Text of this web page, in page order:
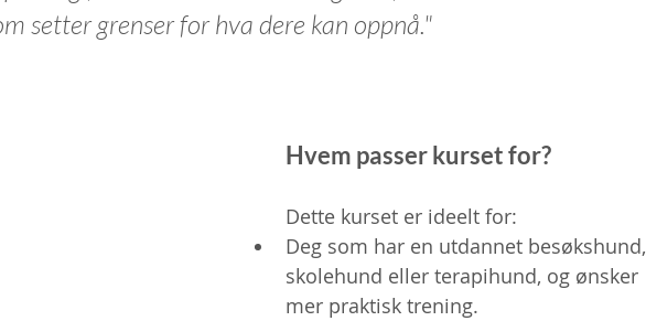
setter grenser for hva dere kan oppnå."
Hvem passer kurset for?
Dette kurset er ideelt for:
Deg som har en utdannet besøkshund,
skolehund eller terapihund, og ønsker
mer praktisk trening.